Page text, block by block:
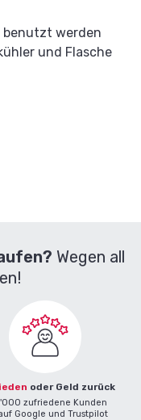
benutzt werden
und Flasche
Wegen all
oder Geld zurück
zufriedene Kunden
Google und Trustpilot